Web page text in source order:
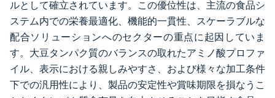
ルとして確立されています。この優位性は、主流の食品シ
ステム内での栄養最適化、機能的一貫性、スケーラブルな
配合ソリューションへのセクターの重点に起因していま
す。大豆タンパク質のバランスの取れたアミノ酸プロファ
イル、表示における親しみやすさ、および様々な加工条件
下での汎用性により、製品の安定性や賞味期限を損なうこ